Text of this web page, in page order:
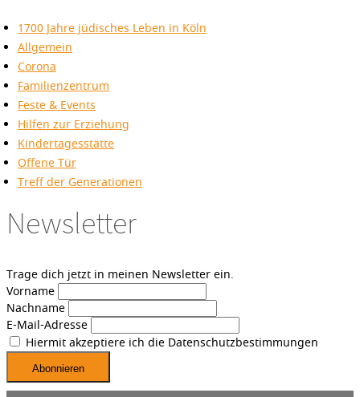
1700 Jahre jüdisches Leben in Köln
Allgemein
Corona
Familienzentrum
Feste & Events
Hilfen zur Erziehung
Kindertagesstätte
Offene Tür
Treff der Generationen
Newsletter
Trage dich jetzt in meinen Newsletter ein.
Vorname
Nachname
E-Mail-Adresse
Hiermit akzeptiere ich die Datenschutzbestimmungen